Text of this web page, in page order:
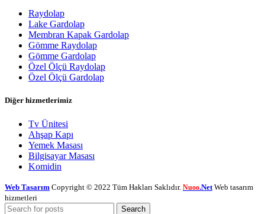
Raydolap
Lake Gardolap
Membran Kapak Gardolap
Gömme Raydolap
Gömme Gardolap
Özel Ölçü Raydolap
Özel Ölçü Gardolap
Diğer hizmetlerimiz
Tv Ünitesi
Ahşap Kapı
Yemek Masası
Bilgisayar Masası
Komidin
Web Tasarım Copyright © 2022 Tüm Hakları Saklıdır. Nuoo.Net Web tasarım
hizmetleri
Search